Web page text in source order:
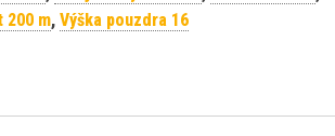
200 m, Výška pouzdra 16